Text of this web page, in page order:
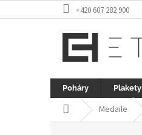
na
+420 607 282 900
Poháry Plakety
Domů Medaile